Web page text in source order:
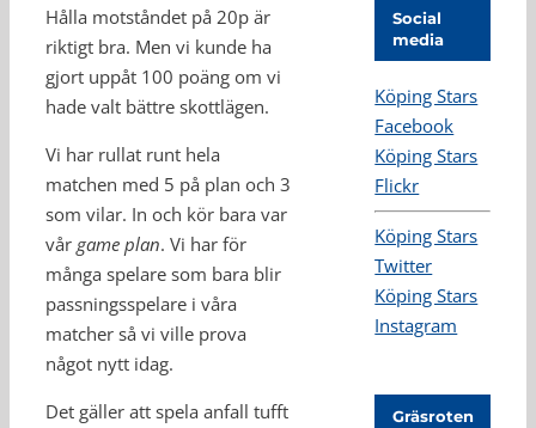
Hålla motståndet på 20p är
riktigt bra. Men vi kunde ha
gjort uppåt 100 poäng om vi
hade valt bättre skottlägen.
Vi har rullat runt hela
matchen med 5 på plan och 3
som vilar. In och kör bara var
vår game plan. Vi har för
många spelare som bara blir
passningsspelare i våra
matcher så vi ville prova
något nytt idag.
Det gäller att spela anfall tufft
Social
media
Köping Stars
Facebook
Köping Stars
Flickr
Köping Stars
Twitter
Köping Stars
Instagram
Gräsroten